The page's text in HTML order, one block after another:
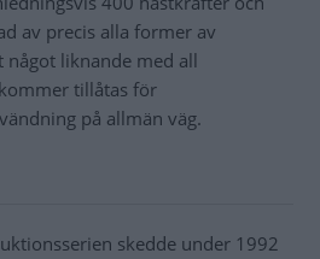
av precis alla former av
något liknande med all
tillåtas för
på allmän väg.
skedde under 1992